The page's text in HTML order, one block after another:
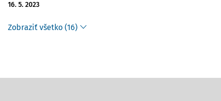
16. 5. 2023
Zobraziť všetko (16)